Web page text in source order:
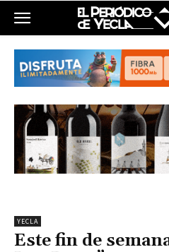
YECLA
Este fin de